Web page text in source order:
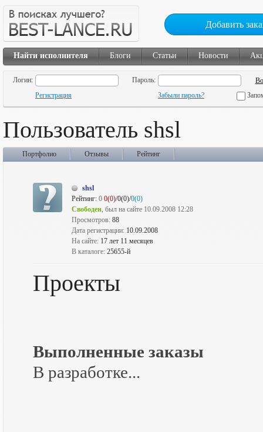
Добавить
Найти исполнителя Блоги Статьи Новости
Логин:
Пароль:
Регистрация
Забыли пароль?
Пользователь shsl
Портфолио Отзывы Рейтинг
shsl
Рейтинг: 0 0(0)/0(0)/0(0)
Свободен, был на сайте 10.09.2008 12:28
Просмотров: 88
Дата регистрации: 10.09.2008
На сайте: 17 лет 11 месяцев
В каталоге: 25655-й
Проекты
Выполненные заказы
В разработке...